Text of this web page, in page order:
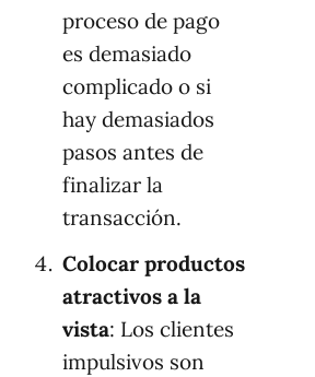
proceso de pago
es demasiado
complicado o si
hay demasiados
pasos antes de
finalizar la
transacción.
Colocar productos
atractivos a la
vista: Los clientes
impulsivos son